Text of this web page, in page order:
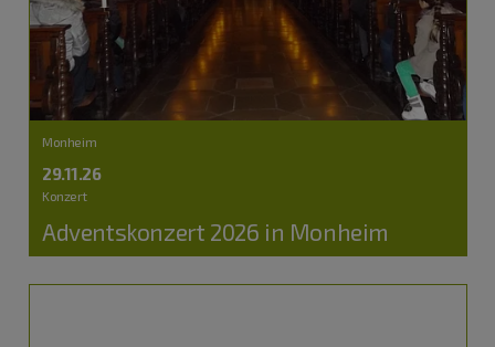
Monheim
29.11.26
Konzert
Adventskonzert 2026 in Monheim